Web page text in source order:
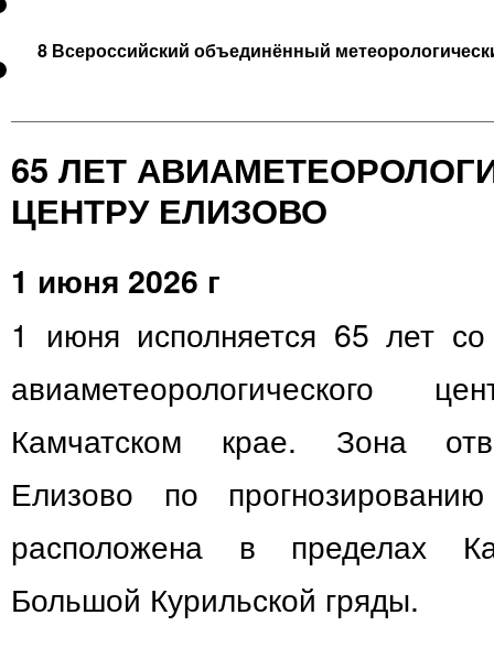
8 Всероссийский объединённый
65 ЛЕТ
ЦЕНТРУ ЕЛИЗОВО
1 июня 2026 г
1 июня исполняется 65 лет
авиаметеорологического
Камчатском крае. Зона
Елизово по
расположена в пределах
Большой Курильской гряды.